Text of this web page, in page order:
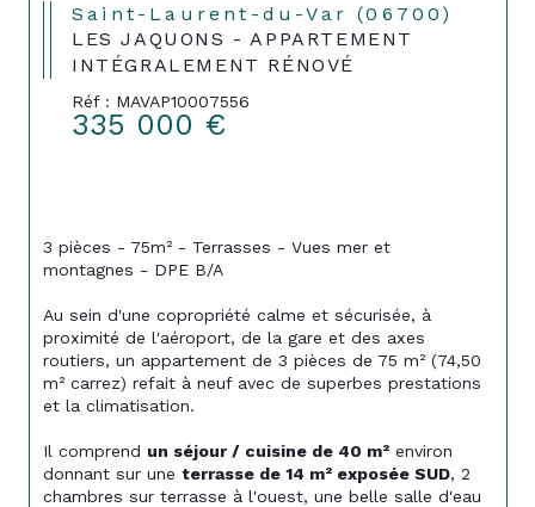
Saint-Laurent-du-Var (06700)
LES JAQUONS - APPARTEMENT
INTÉGRALEMENT RÉNOVÉ
Réf : MAVAP10007556
335 000 €
3 pièces - 75m² - Terrasses - Vues mer et
montagnes - DPE B/A
Au sein d'une copropriété calme et sécurisée, à
proximité de l'aéroport, de la gare et des axes
routiers, un appartement de 3 pièces de 75 m² (74,50
m² carrez) refait à neuf avec de superbes prestations
et la climatisation.
Il comprend un séjour / cuisine de 40 m² environ
donnant sur une terrasse de 14 m² exposée SUD, 2
chambres sur terrasse à l'ouest, une belle salle d'eau